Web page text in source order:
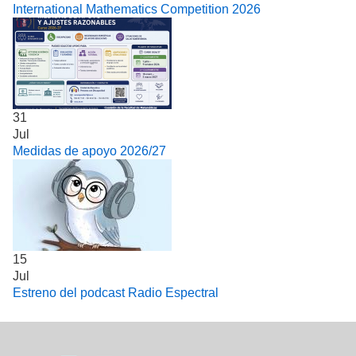
International Mathematics Competition 2026
31
Jul
Medidas de apoyo 2026/27
15
Jul
Estreno del podcast Radio Espectral